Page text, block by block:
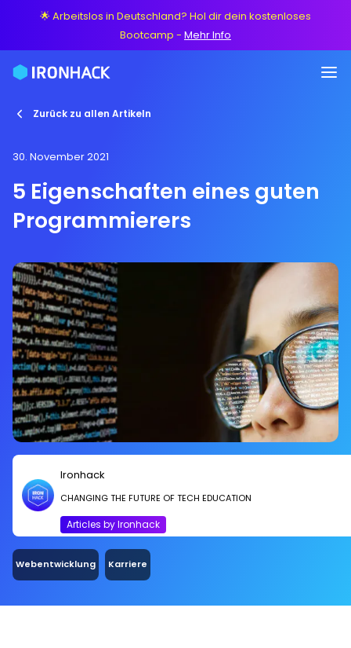
🌟 Arbeitslos in Deutschland? Hol dir dein kostenloses
Bootcamp - Mehr Info
Zurück zu allen Artikeln
30. November 2021
5 Eigenschaften eines guten
Programmierers
Ironhack
CHANGING THE FUTURE OF TECH EDUCATION
Articles by Ironhack
Webentwicklung Karriere